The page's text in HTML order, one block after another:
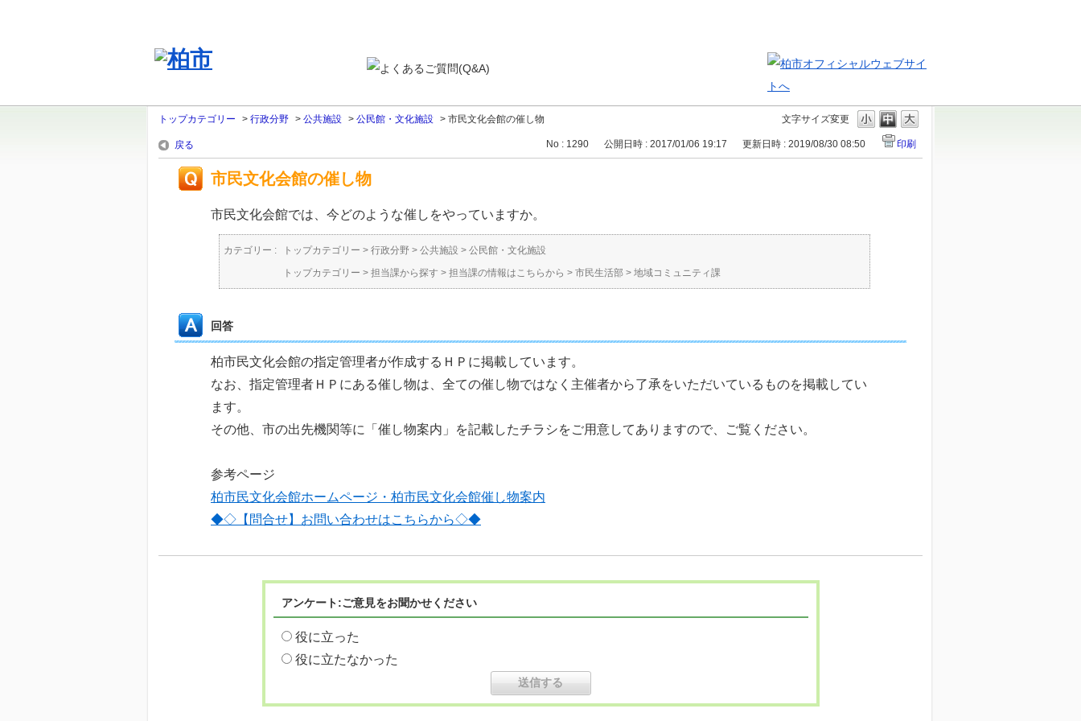
文字サイズ変更
トップカテゴリー > 行政分野 > 公共施設 > 公民館・文化施設 > 市民文化会館の催し物
戻る No : 1290 公開日時 : 2017/01/06 19:17 更新日時 : 2019/08/30 08:50 印刷
市民文化会館の催し物
市民文化会館では、今どのような催しをやっていますか。
カテゴリー : トップカテゴリー > 行政分野 > 公共施設 > 公民館・文化施設
トップカテゴリー > 担当課から探す > 担当課の情報はこちらから > 市民生活部 > 地域コミュニティ課
回答
柏市民文化会館の指定管理者が作成するＨＰに掲載しています。
なお、指定管理者ＨＰにある催し物は、全ての催し物ではなく主催者から了承をいただいているものを掲載してい
ます。
その他、市の出先機関等に「催し物案内」を記載したチラシをご用意してありますので、ご覧ください。
参考ページ
柏市民文化会館ホームページ・柏市民文化会館催し物案内
◆◇【問合せ】お問い合わせはこちらから◇◆
アンケート:ご意見をお聞かせください
役に立った
役に立たなかった